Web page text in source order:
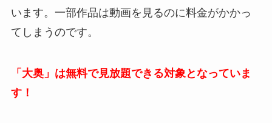
います。一部作品は動画を見るのに料金がかかっ
てしまうのです。
「大奥」は無料で見放題できる対象となっていま
す！